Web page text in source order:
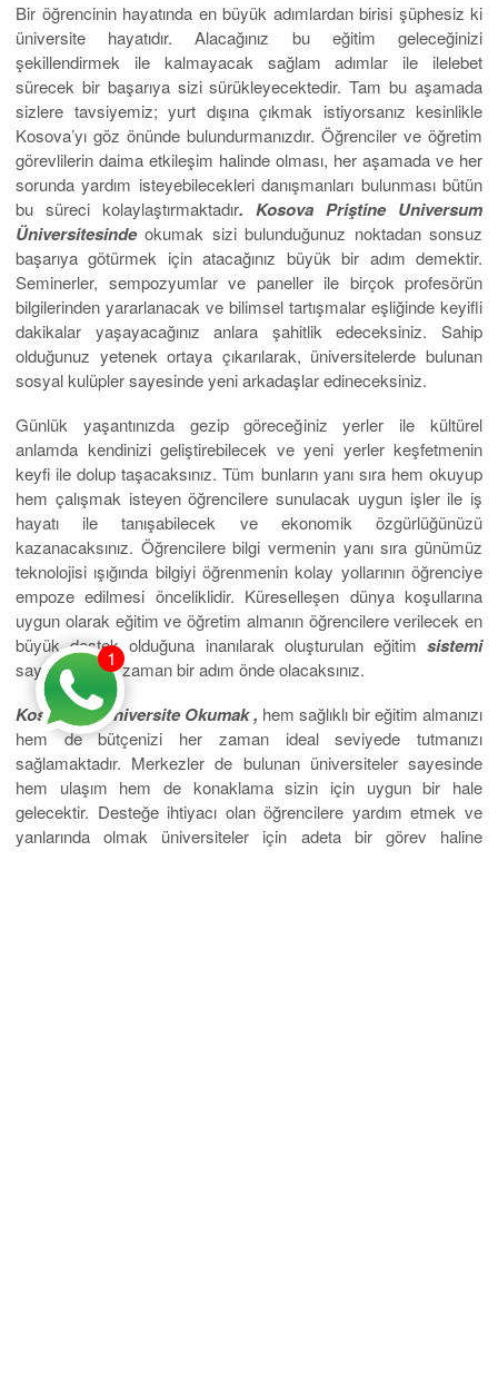
Bir öğrencinin hayatında en büyük adımlardan birisi şüphesiz ki
üniversite hayatıdır. Alacağınız bu eğitim geleceğinizi
şekillendirmek ile kalmayacak sağlam adımlar ile ilelebet
sürecek bir başarıya sizi sürükleyecektedir. Tam bu aşamada
sizlere tavsiyemiz; yurt dışına çıkmak istiyorsanız kesinlikle
Kosova’yı göz önünde bulundurmanızdır. Öğrenciler ve öğretim
görevlilerin daima etkileşim halinde olması, her aşamada ve her
sorunda yardım isteyebilecekleri danışmanları bulunması bütün
bu süreci kolaylaştırmaktadır. Kosova Priştine Universum
Üniversitesindeokumak sizi bulunduğunuz noktadan sonsuz
başarıya götürmek için atacağınız büyük bir adım demektir.
Seminerler, sempozyumlar ve paneller ile birçok profesörün
bilgilerinden yararlanacak ve bilimsel tartışmalar eşliğinde keyifli
dakikalar yaşayacağınız anlara şahitlik edeceksiniz. Sahip
olduğunuz yetenek ortaya çıkarılarak, üniversitelerde bulunan
sosyal kulüpler sayesinde yeni arkadaşlar edineceksiniz.
Günlük yaşantınızda gezip göreceğiniz yerler ile kültürel
anlamda kendinizi geliştirebilecek ve yeni yerler keşfetmenin
keyfi ile dolup taşacaksınız. Tüm bunların yanı sıra hem okuyup
hem çalışmak isteyen öğrencilere sunulacak uygun işler ile iş
hayatı ile tanışabilecek ve ekonomik özgürlüğünüzü
kazanacaksınız. Öğrencilere bilgi vermenin yanı sıra günümüz
teknolojisi ışığında bilgiyi öğrenmenin kolay yollarının öğrenciye
empoze edilmesi önceliklidir. Küreselleşen dünya koşullarına
uygun olarak eğitim ve öğretim almanın öğrencilere verilecek en
büyük destek olduğuna inanılarak oluşturulan eğitim sistemi
sayesinde her zaman bir adım önde olacaksınız.
Kosova’da Üniversite Okumak , hem sağlıklı bir eğitim almanızı
hem de bütçenizi her zaman ideal seviyede tutmanızı
sağlamaktadır. Merkezler de bulunan üniversiteler sayesinde
hem ulaşım hem de konaklama sizin için uygun bir hale
gelecektir. Desteğe ihtiyacı olan öğrencilere yardım etmek ve
yanlarında olmak üniversiteler için adeta bir görev haline
1